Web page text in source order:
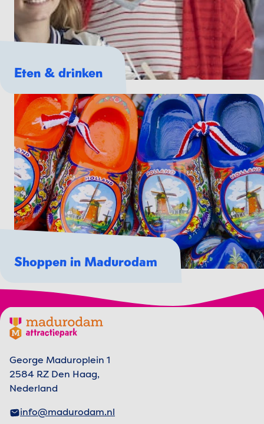
Eten & drinken
Shoppen in Madurodam
Footer menu
Madurodam logo, naar de homepage
George Maduroplein 1
2584 RZ Den Haag,
Nederland
info@madurodam.nl